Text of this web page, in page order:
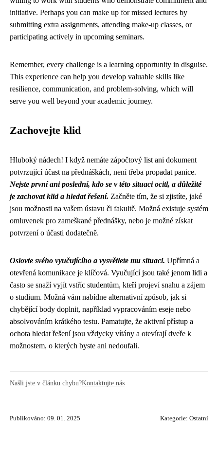
initiative. Perhaps you can make up for missed lectures by
submitting extra assignments, attending make-up classes, or
participating actively in upcoming seminars.
Remember, every challenge is a learning opportunity in disguise.
This experience can help you develop valuable skills like
resilience, communication, and problem-solving, which will
serve you well beyond your academic journey.
Zachovejte klid
Hluboký nádech! I když nemáte zápočtový list ani dokument
potvrzující účast na přednáškách, není třeba propadat panice.
Nejste první ani poslední, kdo se v této situaci ocitl, a důležité
je zachovat klid a hledat řešení. Začněte tím, že si zjistíte, jaké
jsou možnosti na vašem ústavu či fakultě. Možná existuje systém
omluvenek pro zameškané přednášky, nebo je možné získat
potvrzení o účasti dodatečně.
Oslovte svého vyučujícího a vysvětlete mu situaci. Upřímná a
otevřená komunikace je klíčová. Vyučující jsou také jenom lidi a
často se snaží vyjít vstříc studentům, kteří projeví snahu a zájem
o studium. Možná vám nabídne alternativní způsob, jak si
chybějící body doplnit, například vypracováním eseje nebo
absolvováním krátkého testu. Pamatujte, že aktivní přístup a
ochota hledat řešení jsou vždycky vítány a otevírají dveře k
možnostem, o kterých byste ani nedoufali.
Našli jste v článku chybu?Kontaktujte nás
Publikováno: 09. 01. 2025 Kategorie: Ostatní